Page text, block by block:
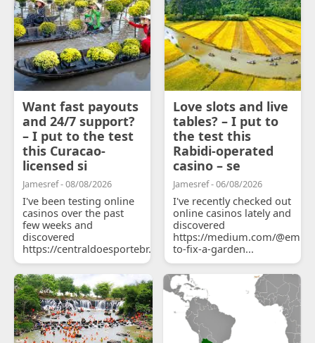
Want fast payouts
and 24/7 support?
– I put to the test
this Curacao-
licensed si
Jamesref - 08/08/2026
I've been testing online
casinos over the past
few weeks and
discovered
https://centraldoesportebr.substack.com/p/cucure...
Love slots and live
tables? – I put to
the test this
Rabidi-operated
casino – se
Jamesref - 06/08/2026
I've recently checked out
online casinos lately and
discovered
https://medium.com/
to-fix-a-garden...